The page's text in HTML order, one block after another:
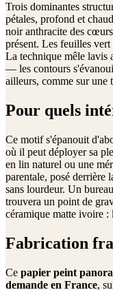
Trois dominantes
pétales, profond et
noir anthracite des
présent. Les feuilles
La technique mêle lavis
— les contours
ailleurs, comme sur une
Pour quels
Ce motif s'épanouit
où il peut déployer sa
en lin naturel ou une
parentale, posé derrière
sans lourdeur. Un
trouvera un point de
céramique matte ivoire :
Fabrication
Ce papier peint
demande en France,